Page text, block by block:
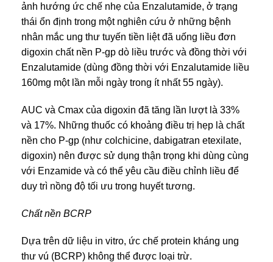
ảnh hướng ức chế nhẹ của Enzalutamide, ở trạng
thái ổn định trong một nghiên cứu ở những bệnh
nhân mắc ung thư tuyến tiền liệt đã uống liều đơn
digoxin chất nền P-gp dò liều trước và đồng thời với
Enzalutamide (dùng đồng thời với Enzalutamide liều
160mg một lần mỗi ngày trong ít nhất 55 ngày).
AUC và Cmax của digoxin đã tăng lần lượt là 33%
và 17%. Những thuốc có khoảng điều trị hẹp là chất
nền cho P-gp (như colchicine, dabigatran etexilate,
digoxin) nên được sử dụng thận trọng khi dùng cùng
với Enzamide và có thể yêu cầu điều chỉnh liều để
duy trì nồng độ tối ưu trong huyết tương.
Chất nền BCRP
Dựa trên dữ liệu in vitro, ức chế protein kháng ung
thư vú (BCRP) không thể được loại trừ.